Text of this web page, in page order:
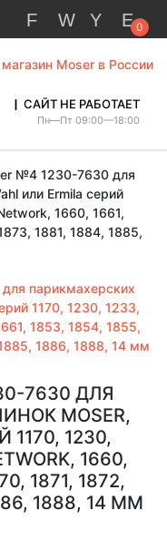
0
САЙТ НЕ РАБОТАЕТ
Пн—Пт 09:00—18:00
№4 1230-7630 для
или Ermila серий
1660, 1661,
1881, 1884, 1885,
7630 ДЛЯ
MOSER,
1170, 1230,
1660,
1871, 1872,
1888, 14 ММ